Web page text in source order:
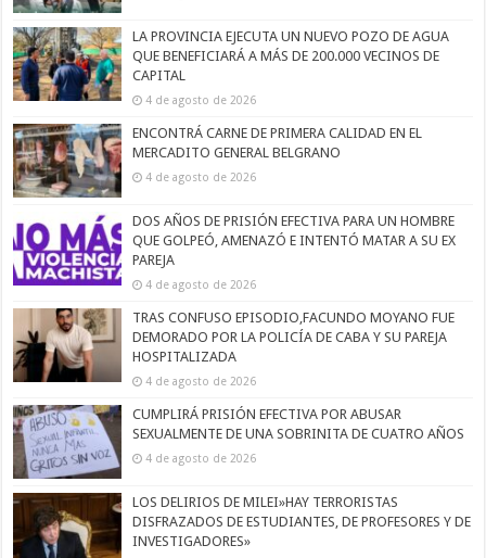
LA PROVINCIA EJECUTA UN NUEVO POZO DE AGUA
QUE BENEFICIARÁ A MÁS DE 200.000 VECINOS DE
CAPITAL
4 de agosto de 2026
ENCONTRÁ CARNE DE PRIMERA CALIDAD EN EL
MERCADITO GENERAL BELGRANO
4 de agosto de 2026
DOS AÑOS DE PRISIÓN EFECTIVA PARA UN HOMBRE
QUE GOLPEÓ, AMENAZÓ E INTENTÓ MATAR A SU EX
PAREJA
4 de agosto de 2026
TRAS CONFUSO EPISODIO,FACUNDO MOYANO FUE
DEMORADO POR LA POLICÍA DE CABA Y SU PAREJA
HOSPITALIZADA
4 de agosto de 2026
CUMPLIRÁ PRISIÓN EFECTIVA POR ABUSAR
SEXUALMENTE DE UNA SOBRINITA DE CUATRO AÑOS
4 de agosto de 2026
LOS DELIRIOS DE MILEI»HAY TERRORISTAS
DISFRAZADOS DE ESTUDIANTES, DE PROFESORES Y DE
INVESTIGADORES»